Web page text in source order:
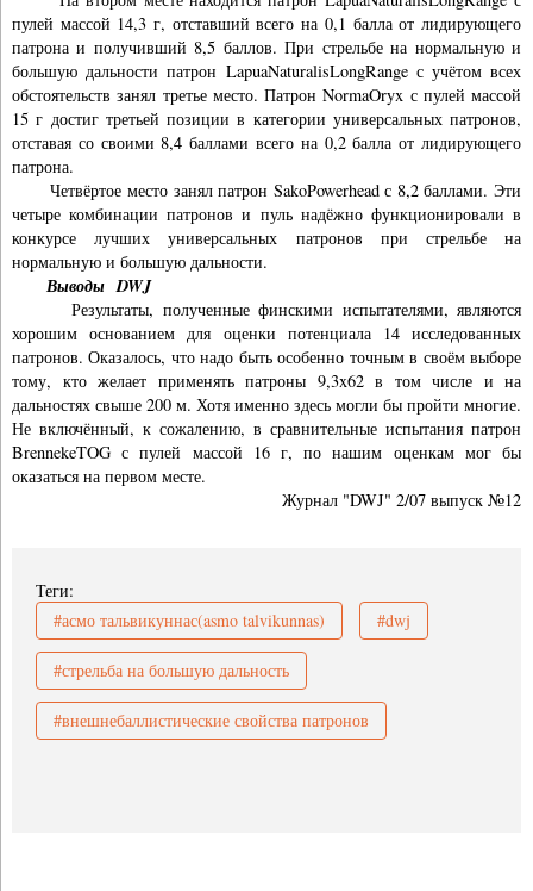
пулей массой 14,3 г, отставший всего на 0,1 балла от лидирующего
патрона и получивший 8,5 баллов. При стрельбе на нормальную и
большую дальности патрон LapuaNaturalisLongRange с учётом всех
обстоятельств занял третье место. Патрон NormaOryx с пулей массой
15 г достиг третьей позиции в категории универсальных патронов,
отставая со своими 8,4 баллами всего на 0,2 балла от лидирующего
патрона.
Четвёртое место занял патрон SakoPowerhead с 8,2 баллами. Эти
четыре комбинации патронов и пуль надёжно функционировали в
конкурсе лучших универсальных патронов при стрельбе на
нормальную и большую дальности.
Выводы DWJ
Результаты, полученные финскими испытателями, являются
хорошим основанием для оценки потенциала 14 исследованных
патронов. Оказалось, что надо быть особенно точным в своём выборе
тому, кто желает применять патроны 9,3x62 в том числе и на
дальностях свыше 200 м. Хотя именно здесь могли бы пройти многие.
Не включённый, к сожалению, в сравни­тельные испытания патрон
BrennekeTOG с пулей массой 16 г, по нашим оценкам мог бы
оказаться на первом месте.
Журнал "DWJ" 2/07 выпуск №12
Теги:
#асмо тальвикуннас(asmo talvikunnas)
#dwj
#стрельба на большую дальность
#внешнебаллистические свойства патронов